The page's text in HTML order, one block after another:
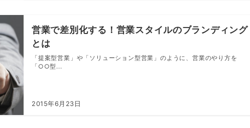
営業で差別化する！営業スタイルのブランディング
とは
「提案型営業」や「ソリューション型営業」のように、営業のやり方を
「○○型...
2015年6月23日